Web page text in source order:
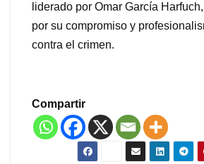
liderado por Omar García
por su compromiso y
contra el crimen.
Compartir